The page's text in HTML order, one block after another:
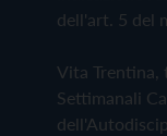
dell'art. 5 del
Vita Trentina,
Settimanali